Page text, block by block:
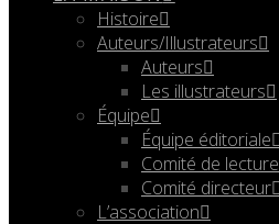
Histoire
Auteurs/Illustrateurs
Auteurs
Les illustrateurs
Équipe
Équipe éditoriale
Comité de lecture
Comité directeur
L’association